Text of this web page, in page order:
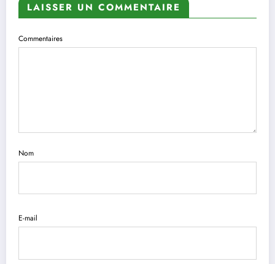
LAISSER UN COMMENTAIRE
Commentaires
Nom
E-mail